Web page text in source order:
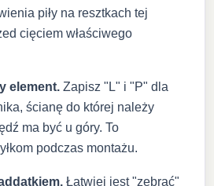
piły na resztkach tej
cięciem właściwego
element. Zapisz "L" i "P" dla
ścianę do której należy
ma być u góry. To
podczas montażu.
Łatwiej jest "zebrać"